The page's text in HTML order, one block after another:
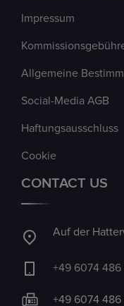
Impressum
Allgemeine
Social-Media AGB
Haftungsausschluss
Cookie
CONTACT US
Auf der
+49 6074 486
+49 6074 486